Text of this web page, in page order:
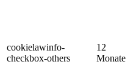
cookielawinfo-
checkbox-others
12
Monate